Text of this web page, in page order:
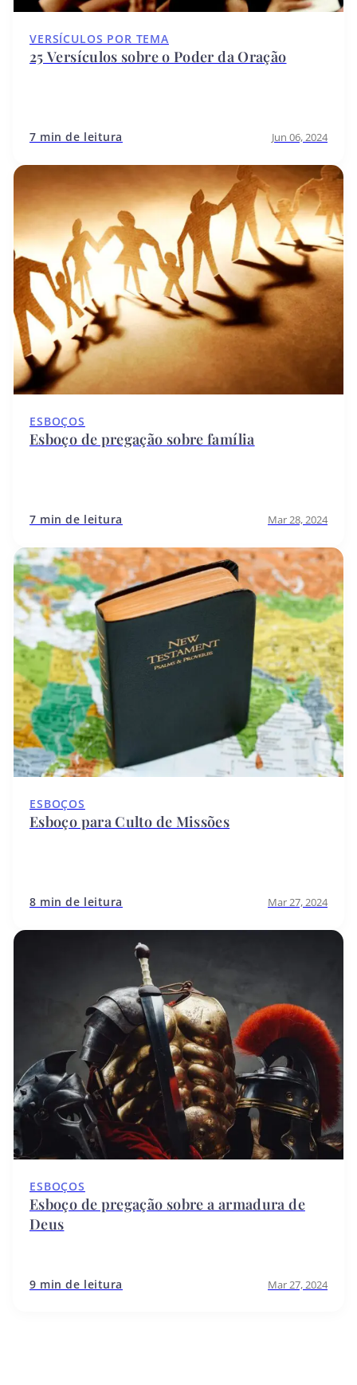
VERSÍCULOS POR TEMA
25 Versículos sobre o Poder da Oração
7 min de leitura Jun 06, 2024
ESBOÇOS
Esboço de pregação sobre família
7 min de leitura Mar 28, 2024
ESBOÇOS
Esboço para Culto de Missões
8 min de leitura Mar 27, 2024
ESBOÇOS
Esboço de pregação sobre a armadura de
Deus
9 min de leitura Mar 27, 2024